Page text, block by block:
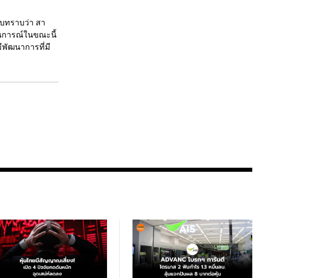
ทราบว่า สา
การณ์ในขณะนี้
พัฒนาการที่มี